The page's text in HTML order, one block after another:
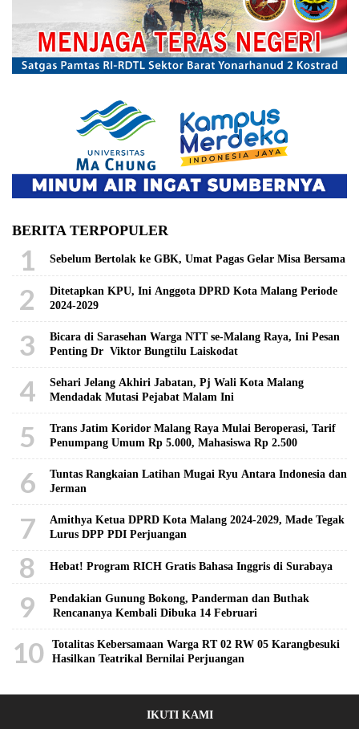
BERITA TERPOPULER
1 Sebelum Bertolak ke GBK, Umat Pagas Gelar Misa Bersama
2
Ditetapkan KPU, Ini Anggota DPRD Kota Malang Periode
2024-2029
3
Bicara di Sarasehan Warga NTT se-Malang Raya, Ini Pesan
Penting Dr Viktor Bungtilu Laiskodat
4
Sehari Jelang Akhiri Jabatan, Pj Wali Kota Malang
Mendadak Mutasi Pejabat Malam Ini
5
Trans Jatim Koridor Malang Raya Mulai Beroperasi, Tarif
Penumpang Umum Rp 5.000, Mahasiswa Rp 2.500
6
Tuntas Rangkaian Latihan Mugai Ryu Antara Indonesia dan
Jerman
7
Amithya Ketua DPRD Kota Malang 2024-2029, Made Tegak
Lurus DPP PDI Perjuangan
8 Hebat! Program RICH Gratis Bahasa Inggris di Surabaya
9
Pendakian Gunung Bokong, Panderman dan Buthak
Rencananya Kembali Dibuka 14 Februari
10
Totalitas Kebersamaan Warga RT 02 RW 05 Karangbesuki
Hasilkan Teatrikal Bernilai Perjuangan
IKUTI KAMI